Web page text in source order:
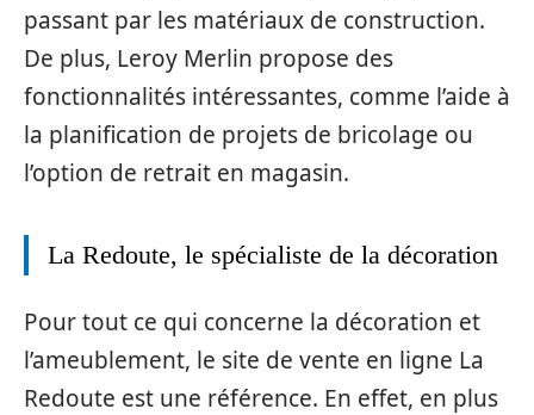
passant par les matériaux de construction.
De plus, Leroy Merlin propose des
fonctionnalités intéressantes, comme l’aide à
la planification de projets de bricolage ou
l’option de retrait en magasin.
La Redoute, le spécialiste de la décoration
Pour tout ce qui concerne la décoration et
l’ameublement, le site de vente en ligne La
Redoute est une référence. En effet, en plus